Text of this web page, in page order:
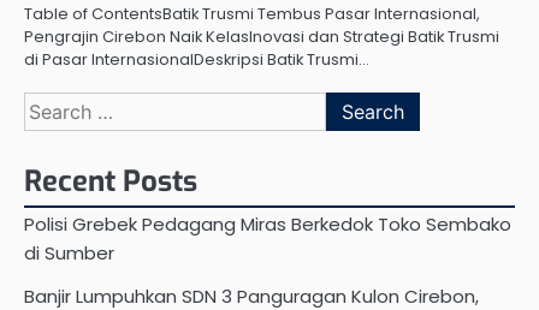
Table of ContentsBatik Trusmi Tembus Pasar Internasional,
Pengrajin Cirebon Naik KelasInovasi dan Strategi Batik Trusmi
di Pasar InternasionalDeskripsi Batik Trusmi…
Search
for:
Recent Posts
Polisi Grebek Pedagang Miras Berkedok Toko Sembako
di Sumber
Banjir Lumpuhkan SDN 3 Panguragan Kulon Cirebon,